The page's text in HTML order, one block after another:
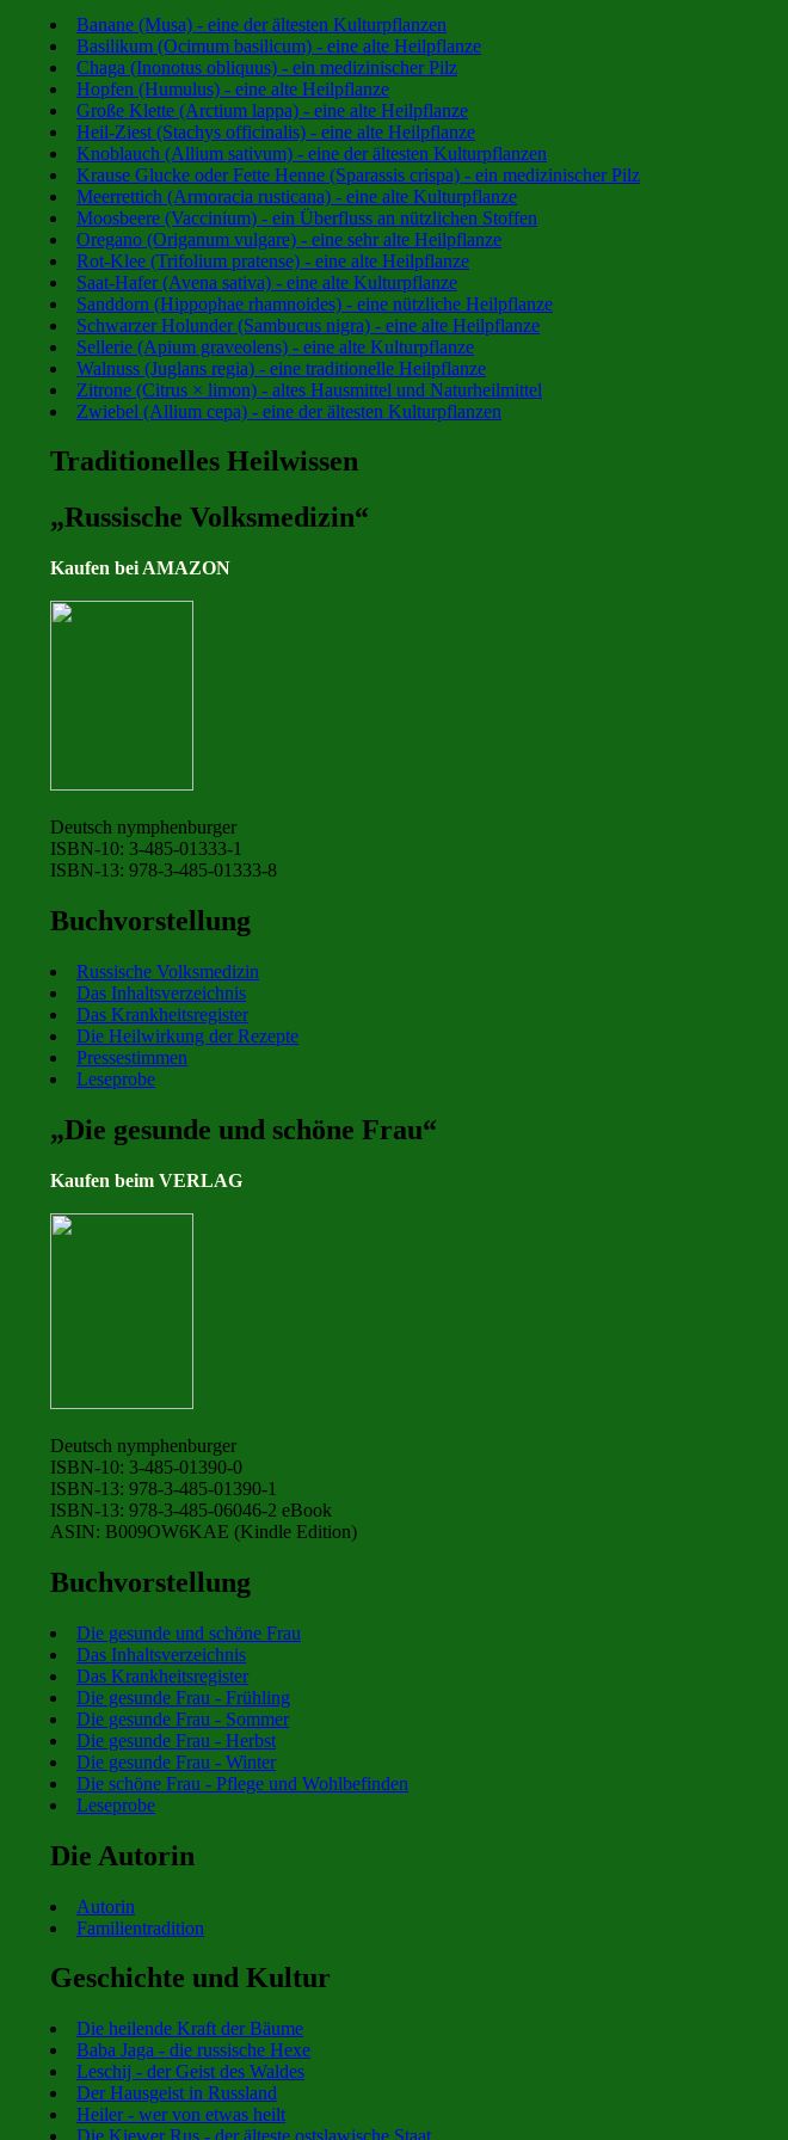
Banane (Musa) - eine der ältesten Kulturpflanzen
Basilikum (Ocimum basilicum) - eine alte Heilpflanze
Chaga (Inonotus obliquus) - ein medizinischer Pilz
Hopfen (Humulus) - eine alte Heilpflanze
Große Klette (Arctium lappa) - eine alte Heilpflanze
Heil-Ziest (Stachys officinalis) - eine alte Heilpflanze
Knoblauch (Allium sativum) - eine der ältesten Kulturpflanzen
Krause Glucke oder Fette Henne (Sparassis crispa) - ein medizinischer Pilz
Meerrettich (Armoracia rusticana) - eine alte Kulturpflanze
Moosbeere (Vaccinium) - ein Überfluss an nützlichen Stoffen
Oregano (Origanum vulgare) - eine sehr alte Heilpflanze
Rot-Klee (Trifolium pratense) - eine alte Heilpflanze
Saat-Hafer (Avena sativa) - eine alte Kulturpflanze
Sanddorn (Hippophae rhamnoides) - eine nützliche Heilpflanze
Schwarzer Holunder (Sambucus nigra) - eine alte Heilpflanze
Sellerie (Apium graveolens) - eine alte Kulturpflanze
Walnuss (Juglans regia) - eine traditionelle Heilpflanze
Zitrone (Citrus × limon) - altes Hausmittel und Naturheilmittel
Zwiebel (Allium cepa) - eine der ältesten Kulturpflanzen
Traditionelles Heilwissen
„Russische Volksmedizin“
Kaufen bei AMAZON
Deutsch nymphenburger
ISBN-10: 3-485-01333-1
ISBN-13: 978-3-485-01333-8
Buchvorstellung
Russische Volksmedizin
Das Inhaltsverzeichnis
Das Krankheitsregister
Die Heilwirkung der Rezepte
Pressestimmen
Leseprobe
„Die gesunde und schöne Frau“
Kaufen beim VERLAG
Deutsch nymphenburger
ISBN-10: 3-485-01390-0
ISBN-13: 978-3-485-01390-1
ISBN-13: 978-3-485-06046-2 eBook
ASIN: B009OW6KAE (Kindle Edition)
Buchvorstellung
Die gesunde und schöne Frau
Das Inhaltsverzeichnis
Das Krankheitsregister
Die gesunde Frau - Frühling
Die gesunde Frau - Sommer
Die gesunde Frau - Herbst
Die gesunde Frau - Winter
Die schöne Frau - Pflege und Wohlbefinden
Leseprobe
Die Autorin
Autorin
Familientradition
Geschichte und Kultur
Die heilende Kraft der Bäume
Baba Jaga - die russische Hexe
Leschij - der Geist des Waldes
Der Hausgeist in Russland
Heiler - wer von etwas heilt